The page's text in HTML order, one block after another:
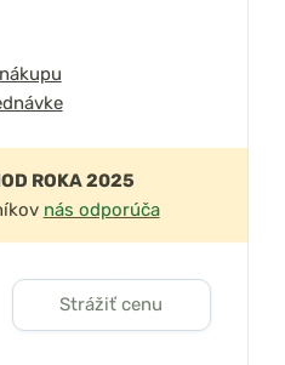
ROKA 2025
nás odporúča
Strážiť cenu